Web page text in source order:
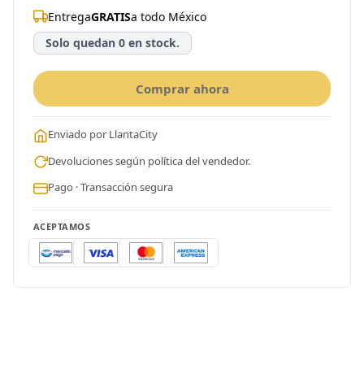
EntregaGRATISa todo México
Solo quedan 0 en stock.
Comprar ahora
Enviado por LlantaCity
Devoluciones según política del vendedor.
Pago · Transacción segura
ACEPTAMOS